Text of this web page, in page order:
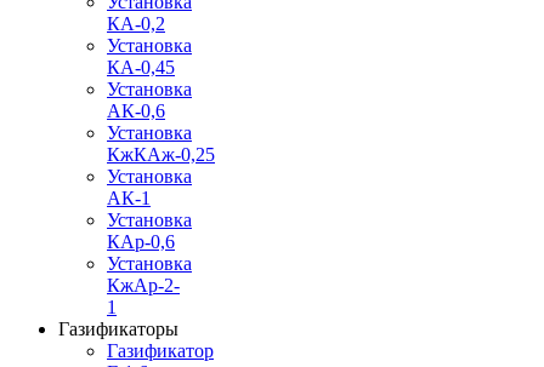
КА-0,2
Установка
КА-0,45
Установка
АК-0,6
Установка
КжКАж-0,25
Установка
АК-1
Установка
КАр-0,6
Установка
КжАр-2-
1
Газификаторы
Газификатор